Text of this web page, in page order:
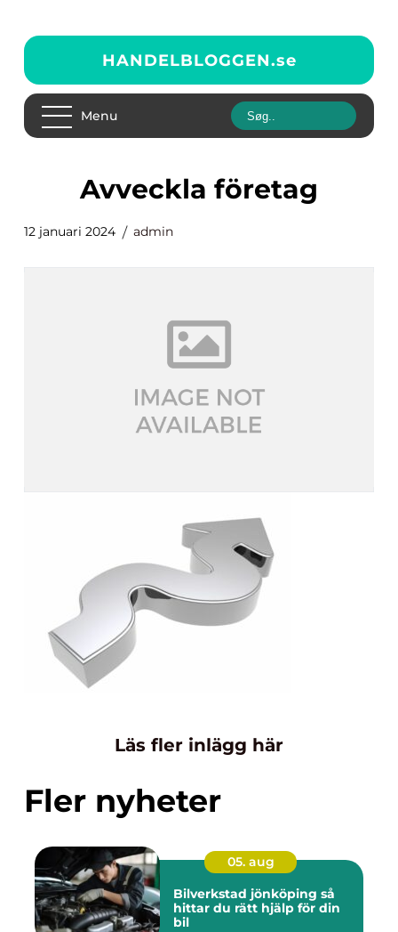
HANDELBLOGGEN.se
Menu
avveckla företag
12 januari 2024 admin
Läs fler inlägg här
Fler nyheter
05. aug
Bilverkstad jönköping så
hittar du rätt hjälp för din
bil